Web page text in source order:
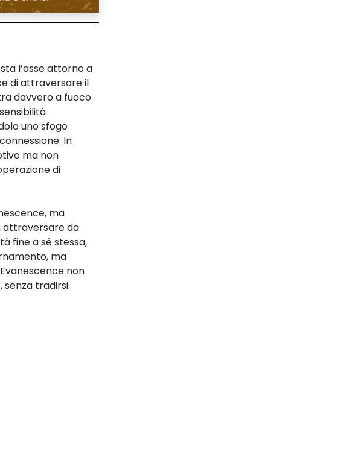
l’asse attorno a
di attraversare il
davvero a fuoco
uno sfogo
In
ma non
di
ma
attraversare da
fine a sé stessa,
ma
non
tradirsi.